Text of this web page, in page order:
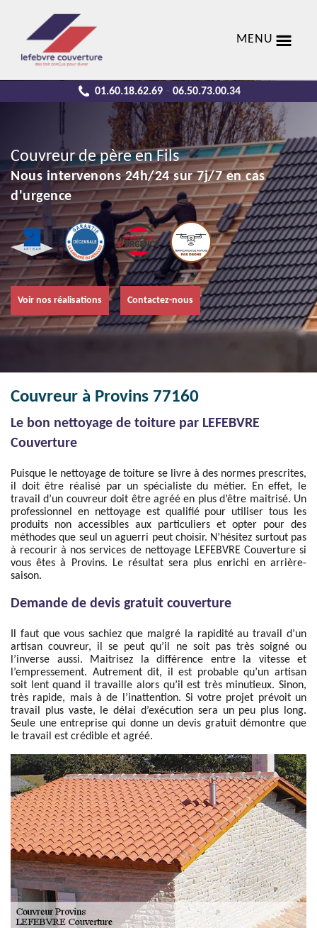
MENU
01.60.18.62.69 - 06.50.73.00.34
Couvreur de père en Fils
Nous intervenons 24h/24 sur 7j/7 en cas
d'urgence
Voir nos réalisations Contactez-nous
Couvreur à Provins 77160
Le bon nettoyage de toiture par LEFEBVRE
Couverture
Puisque le nettoyage de toiture se livre à des normes prescrites,
il doit être réalisé par un spécialiste du métier. En effet, le
travail d’un couvreur doit être agréé en plus d’être maitrisé. Un
professionnel en nettoyage est qualifié pour utiliser tous les
produits non accessibles aux particuliers et opter pour des
méthodes que seul un aguerri peut choisir. N’hésitez surtout pas
à recourir à nos services de nettoyage LEFEBVRE Couverture si
vous êtes à Provins. Le résultat sera plus enrichi en arrière-
saison.
Demande de devis gratuit couverture
Il faut que vous sachiez que malgré la rapidité au travail d’un
artisan couvreur, il se peut qu’il ne soit pas très soigné ou
l’inverse aussi. Maitrisez la différence entre la vitesse et
l’empressement. Autrement dit, il est probable qu’un artisan
soit lent quand il travaille alors qu’il est très minutieux. Sinon,
très rapide, mais à de l’inattention. Si votre projet prévoit un
travail plus vaste, le délai d’exécution sera un peu plus long.
Seule une entreprise qui donne un devis gratuit démontre que
le travail est crédible et agréé.